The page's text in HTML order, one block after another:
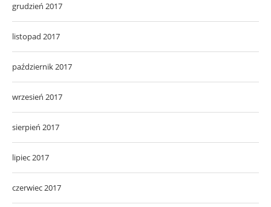
grudzień 2017
listopad 2017
październik 2017
wrzesień 2017
sierpień 2017
lipiec 2017
czerwiec 2017